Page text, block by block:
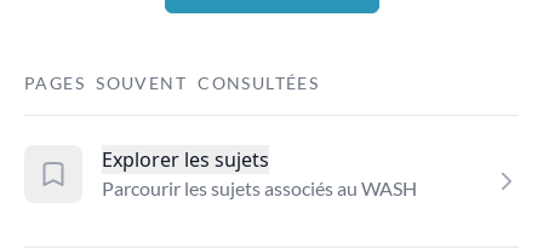
PAGES SOUVENT CONSULTÉES
Explorer les sujets
Parcourir les sujets associés au WASH